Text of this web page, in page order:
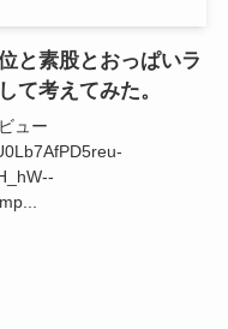
と素股とおっぱいラ
て考えてみた。
ュー